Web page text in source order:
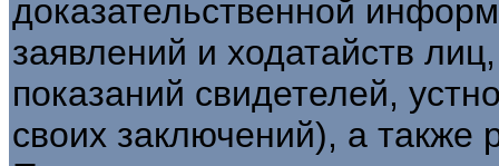
доказательственной
заявлений и ходатайств
показаний свидетелей,
своих заключений), а также